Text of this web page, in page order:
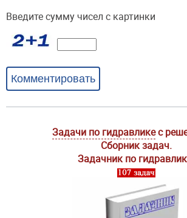
Задачи по гидравликес
Сборник задач.
Задачник по
Введите сумму чисел с картинки
Комментировать